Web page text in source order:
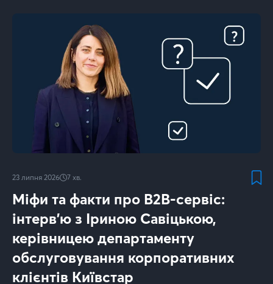
23 липня 2026 7 хв.
Міфи та факти про B2B-сервіс:
інтерв’ю з Іриною Савіцькою,
керівницею департаменту
обслуговування корпоративних
клієнтів Київстар